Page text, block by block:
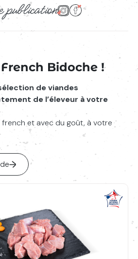
publication
Partager sur Instagram
Partager sur
Bidoche !
de viandes
de l’éleveur à votre
french et avec du goût, à votre